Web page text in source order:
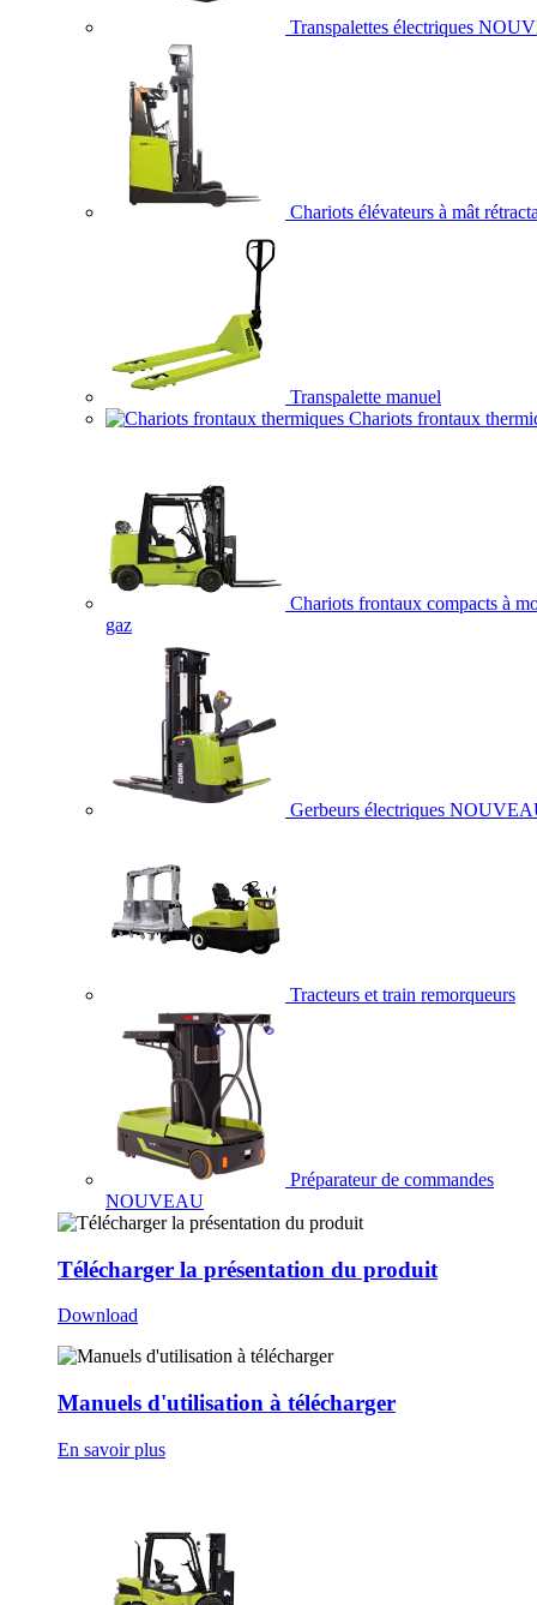
Transpalettes électriques
Chariots élévateurs à mât
Transpalette manuel
Chariots frontaux
Chariots frontaux compacts à
gaz
Gerbeurs électriques
Tracteurs et train remorqueurs
Préparateur de commandes
NOUVEAU
Télécharger la présentation du produit
Download
Manuels d'utilisation à télécharger
En savoir plus